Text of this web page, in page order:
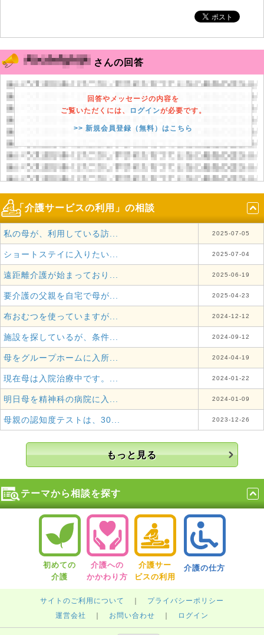
さんの回答
回答やメッセージの内容を
ご覧いただくには、
ログインが必要です。
>> 新規会員登録（無料）はこちら
「介護サービスの利用」の相談
私の母が、利用している訪... 2025-07-05
ショートステイに入りたい... 2025-07-04
遠距離介護が始まっており... 2025-06-19
要介護の父親を自宅で母が... 2025-04-23
布おむつを使っていますが... 2024-12-12
施設を探しているが、条件... 2024-09-12
母をグループホームに入所... 2024-04-19
現在母は入院治療中です。... 2024-01-22
明日母を精神科の病院に入... 2024-01-09
母親の認知度テストは、30... 2023-12-26
もっと見る
テーマから相談を探す
初めての
介護
介護への
かかわり方
介護サー
ビスの利用
介護の仕方
サイトのご利用について
プライバシーポリシー
運営会社
お問い合わせ ログイン